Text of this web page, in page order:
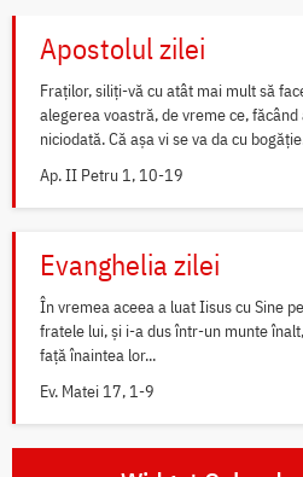
Apostolul zilei
Fraților, siliți-vă cu atât mai mult să
alegerea voastră, de vreme ce,
niciodată. Că așa vi se va da cu
Ap. II Petru 1, 10-19
Evanghelia zilei
În vremea aceea a luat Iisus cu Sine
fratele lui, și i-a dus într-un munte
față înaintea lor...
Ev. Matei 17, 1-9